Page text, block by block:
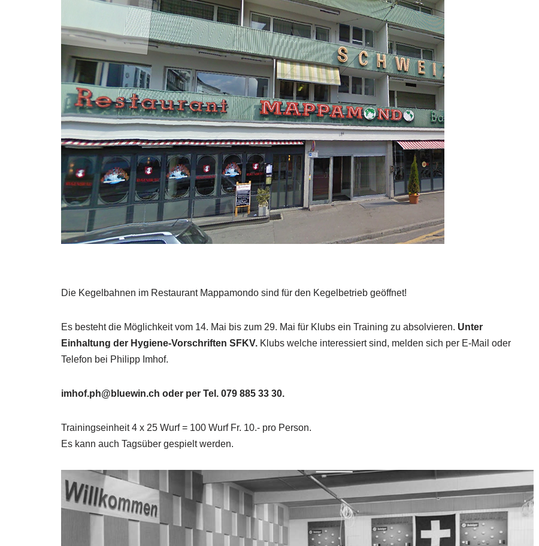
Die Kegelbahnen im Restaurant Mappamondo sind für den Kegelbetrieb geöffnet!
Es besteht die Möglichkeit vom 14. Mai bis zum 29. Mai für Klubs ein Training zu absolvieren. Unter
Einhaltung der Hygiene-Vorschriften SFKV. Klubs welche interessiert sind, melden sich per E-Mail oder
Telefon bei Philipp Imhof.
imhof.ph@bluewin.ch oder per Tel. 079 885 33 30.
Trainingseinheit 4 x 25 Wurf = 100 Wurf Fr. 10.- pro Person.
Es kann auch Tagsüber gespielt werden.